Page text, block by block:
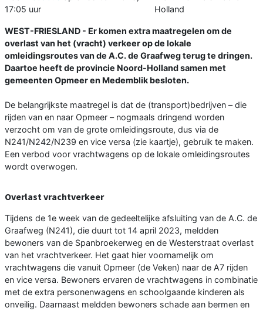
17:05 uur
Holland
WEST-FRIESLAND - Er komen extra maatregelen om de
overlast van het (vracht) verkeer op de lokale
omleidingsroutes van de A.C. de Graafweg terug te dringen.
Daartoe heeft de provincie Noord-Holland samen met
gemeenten Opmeer en Medemblik besloten.
De belangrijkste maatregel is dat de (transport)bedrijven – die
rijden van en naar Opmeer – nogmaals dringend worden
verzocht om van de grote omleidingsroute, dus via de
N241/N242/N239 en vice versa (zie kaartje), gebruik te maken.
Een verbod voor vrachtwagens op de lokale omleidingsroutes
wordt overwogen.
Overlast vrachtverkeer
Tijdens de 1e week van de gedeeltelijke afsluiting van de A.C. de
Graafweg (N241), die duurt tot 14 april 2023, meldden
bewoners van de Spanbroekerweg en de Westerstraat overlast
van het vrachtverkeer. Het gaat hier voornamelijk om
vrachtwagens die vanuit Opmeer (de Veken) naar de A7 rijden
en vice versa. Bewoners ervaren de vrachtwagens in combinatie
met de extra personenwagens en schoolgaande kinderen als
onveilig. Daarnaast meldden bewoners schade aan bermen en